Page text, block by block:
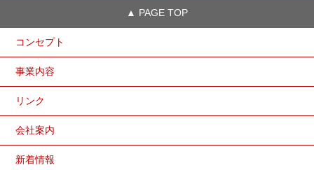
▲ PAGE TOP
コンセプト
事業内容
リンク
会社案内
新着情報